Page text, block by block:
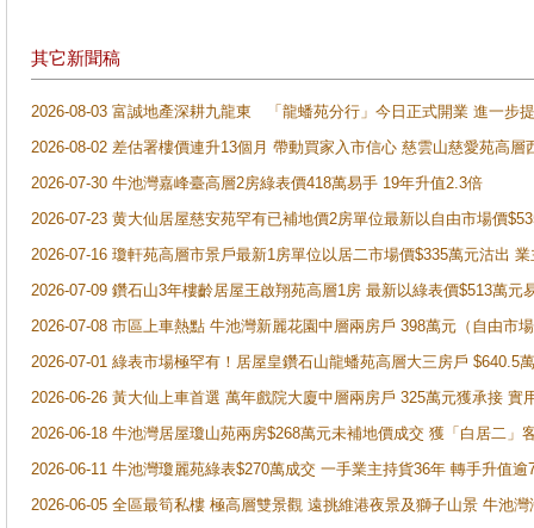
其它新聞稿
2026-08-03 富誠地產深耕九龍東 「龍蟠苑分行」今日正式開業 進一步
2026-08-02 差估署樓價連升13個月 帶動買家入市信心 慈雲山慈愛苑高層
2026-07-30 牛池灣嘉峰臺高層2房綠表價418萬易手 19年升值2.3倍
2026-07-23 黄大仙居屋慈安苑罕有已補地價2房單位最新以自由市場價
2026-07-16 瓊軒苑高層市景戶最新1房單位以居二市場價$335萬元沽出
2026-07-09 鑽石山3年樓齡居屋王啟翔苑高層1房 最新以綠表價$513萬元
2026-07-08 市區上車熱點 牛池灣新麗花園中層兩房戶 398萬元（自由市
2026-07-01 綠表市場極罕有！居屋皇鑽石山龍蟠苑高層大三房戶
2026-06-26 黃大仙上車首選 萬年戲院大廈中層兩房戶 325萬元獲承接 實
2026-06-18 牛池灣居屋瓊山苑兩房$268萬元未補地價成交 獲「白居二」
2026-06-11 牛池灣瓊麗苑綠表$270萬成交 一手業主持貨36年 轉手升值逾
2026-06-05 全區最筍私樓 極高層雙景觀 遠挑維港夜景及獅子山景 牛池